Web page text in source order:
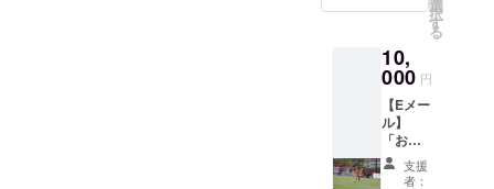
選
択
す
る
10,
000 円
【Eメー
ル】
「お返
しはい
らな支援
者：